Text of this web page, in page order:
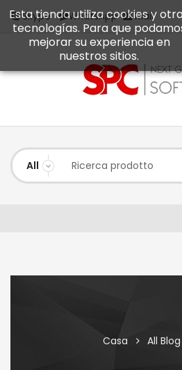
Skype WhatsApp Mail
Casa All
Esta tienda utiliza cookies y
tecnologías. Para que
mejorar su experiencia en
nuestros sitios.